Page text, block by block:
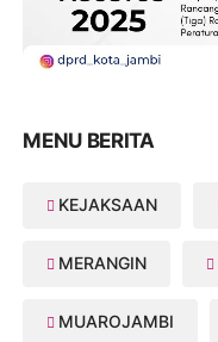
MENU BERITA
KEJAKSAAN
MERANGIN
MUAROJAMBI